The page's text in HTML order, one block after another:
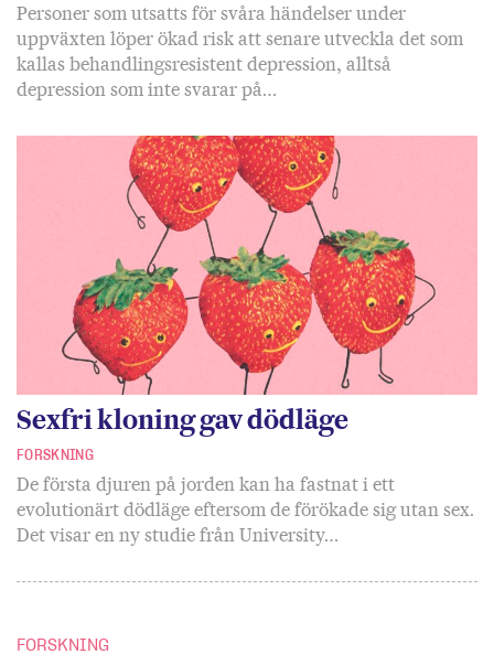
Personer som utsatts för svåra händelser under
uppväxten löper ökad risk att senare utveckla det som
kallas behandlingsresistent depression, alltså
depression som inte svarar på…
Sexfri kloning gav dödläge
FORSKNING
De första djuren på jorden kan ha fastnat i ett
evolutionärt dödläge eftersom de förökade sig utan sex.
Det visar en ny studie från University…
FORSKNING